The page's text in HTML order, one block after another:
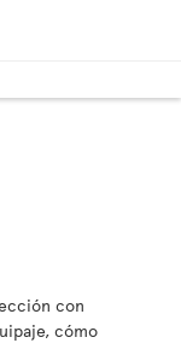
con
cómo